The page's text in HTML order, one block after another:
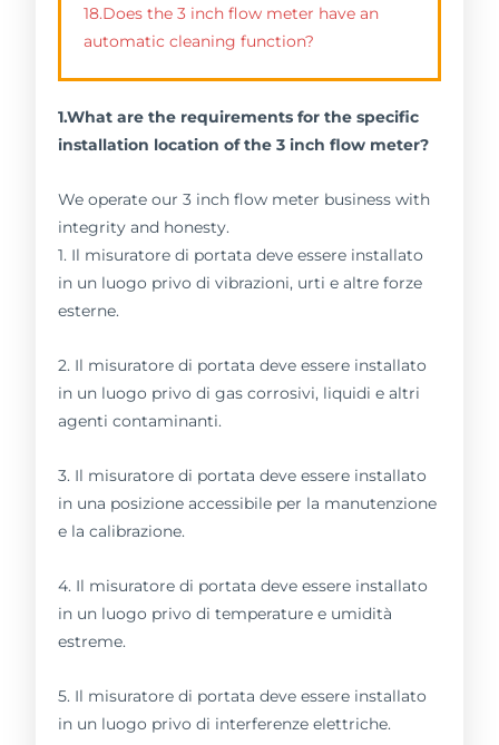
18.Does the 3 inch flow meter have an
automatic cleaning function?
1.What are the requirements for the specific
installation location of the 3 inch flow meter?
We operate our 3 inch flow meter business with
integrity and honesty.
1. Il misuratore di portata deve essere installato
in un luogo privo di vibrazioni, urti e altre forze
esterne.
2. Il misuratore di portata deve essere installato
in un luogo privo di gas corrosivi, liquidi e altri
agenti contaminanti.
3. Il misuratore di portata deve essere installato
in una posizione accessibile per la manutenzione
e la calibrazione.
4. Il misuratore di portata deve essere installato
in un luogo privo di temperature e umidità
estreme.
5. Il misuratore di portata deve essere installato
in un luogo privo di interferenze elettriche.